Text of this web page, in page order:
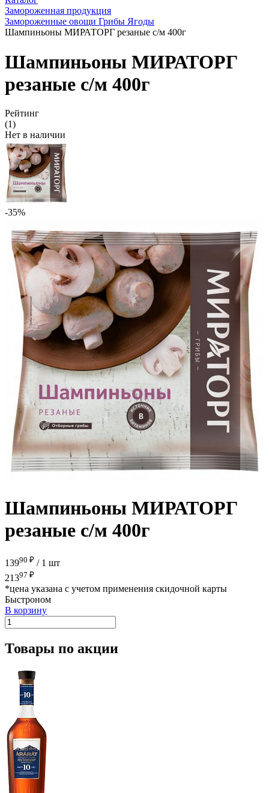
Замороженная продукция
Замороженные овощи Грибы Ягоды
Шампиньоны МИРАТОРГ резаные с/м 400г
Шампиньоны МИРАТОРГ
резаные с/м 400г
Рейтинг
(1)
Нет в наличии
-35%
Шампиньоны МИРАТОРГ
резаные с/м 400г
13990 ₽ / 1 шт
21397 ₽
*цена указана с учетом применения скидочной карты
Быстроном
В корзину
Товары по акции